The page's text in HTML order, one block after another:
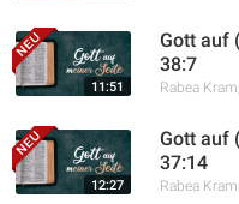
11:51
Gott auf
38:7
Rabea
12:27
Gott auf
37:14
Rabea